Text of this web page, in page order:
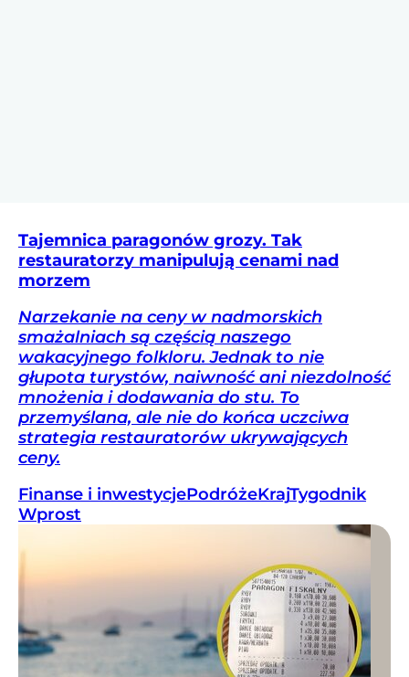
Tajemnica paragonów grozy. Tak
restauratorzy manipulują cenami nad
morzem
Narzekanie na ceny w nadmorskich
smażalniach są częścią naszego
wakacyjnego folkloru. Jednak to nie
głupota turystów, naiwność ani niezdolność
mnożenia i dodawania do stu. To
przemyślana, ale nie do końca uczciwa
strategia restauratorów ukrywających
ceny.
Finanse i inwestycjePodróżeKrajTygodnik
Wprost